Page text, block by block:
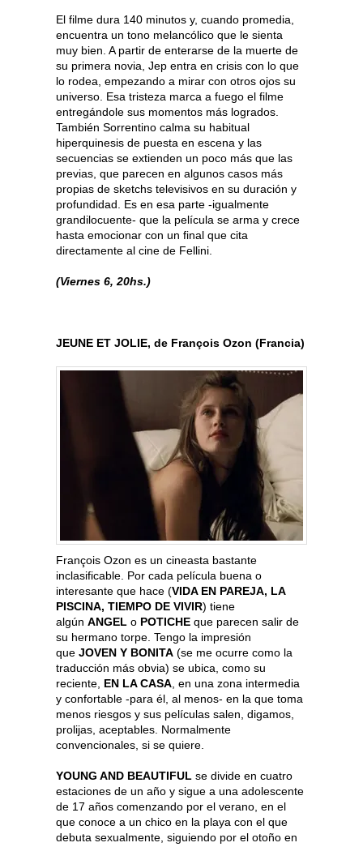
El filme dura 140 minutos y, cuando promedia,
encuentra un tono melancólico que le sienta
muy bien. A partir de enterarse de la muerte de
su primera novia, Jep entra en crisis con lo que
lo rodea, empezando a mirar con otros ojos su
universo. Esa tristeza marca a fuego el filme
entregándole sus momentos más logrados.
También Sorrentino calma su habitual
hiperquinesis de puesta en escena y las
secuencias se extienden un poco más que las
previas, que parecen en algunos casos más
propias de sketchs televisivos en su duración y
profundidad. Es en esa parte -igualmente
grandilocuente- que la película se arma y crece
hasta emocionar con un final que cita
directamente al cine de Fellini.
(Viernes 6, 20hs.)
JEUNE ET JOLIE, de François Ozon (Francia)
François Ozon es un cineasta bastante
inclasificable. Por cada película buena o
interesante que hace (VIDA EN PAREJA, LA
PISCINA, TIEMPO DE VIVIR) tiene
algún ANGEL o POTICHE que parecen salir de
su hermano torpe. Tengo la impresión
que JOVEN Y BONITA (se me ocurre como la
traducción más obvia) se ubica, como su
reciente, EN LA CASA , en una zona intermedia
y confortable -para él, al menos- en la que toma
menos riesgos y sus películas salen, digamos,
prolijas, aceptables. Normalmente
convencionales, si se quiere.
YOUNG AND BEAUTIFUL se divide en cuatro
estaciones de un año y sigue a una adolescente
de 17 años comenzando por el verano, en el
que conoce a un chico en la playa con el que
debuta sexualmente, siguiendo por el otoño en